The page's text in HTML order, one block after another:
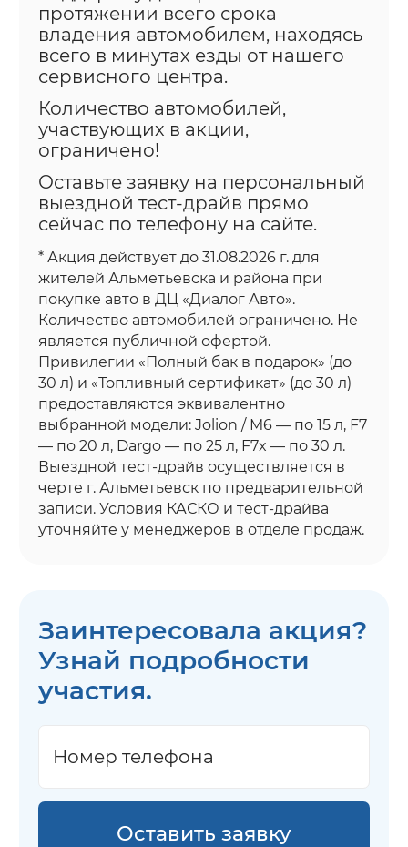
протяжении всего срока
владения автомобилем, находясь
всего в минутах езды от нашего
сервисного центра.
Количество автомобилей,
участвующих в акции,
ограничено!
Оставьте заявку на персональный
выездной тест-драйв прямо
сейчас по телефону на сайте.
* Акция действует до 31.08.2026 г. для
жителей Альметьевска и района при
покупке авто в ДЦ «Диалог Авто».
Количество автомобилей ограничено. Не
является публичной офертой.
Привилегии «Полный бак в подарок» (до
30 л) и «Топливный сертификат» (до 30 л)
предоставляются эквивалентно
выбранной модели: Jolion / M6 — по 15 л, F7
— по 20 л, Dargo — по 25 л, F7x — по 30 л.
Выездной тест-драйв осуществляется в
черте г. Альметьевск по предварительной
записи. Условия КАСКО и тест-драйва
уточняйте у менеджеров в отделе продаж.
Заинтересовала акция?
Узнай подробности
участия.
Оставить заявку